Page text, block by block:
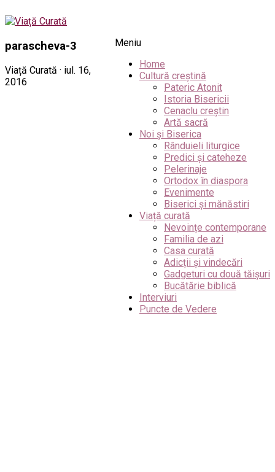
Meniu
Home
Cultură creștină
Pateric Atonit
Istoria Bisericii
Cenaclu creștin
Artă sacră
Noi și Biserica
Rânduieli liturgice
Predici și cateheze
Pelerinaje
Ortodox în diaspora
Evenimente
Biserici și mănăstiri
Viață curată
Nevoințe contemporane
Familia de azi
Casa curată
Adicții și vindecări
Gadgeturi cu două tăișuri
Bucătărie biblică
Interviuri
Puncte de Vedere
parascheva-3
Viață Curată · iul. 16,
2016